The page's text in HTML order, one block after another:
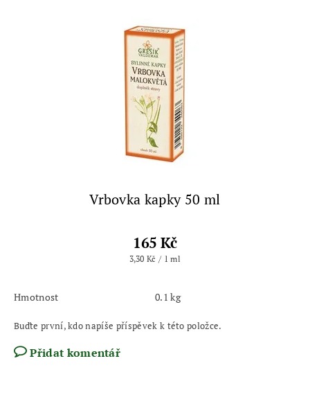
Vrbovka kapky 50 ml
165 Kč
3,30 Kč / 1 ml
Hmotnost 0.1 kg
Buďte první, kdo napíše příspěvek k této položce.
Přidat komentář